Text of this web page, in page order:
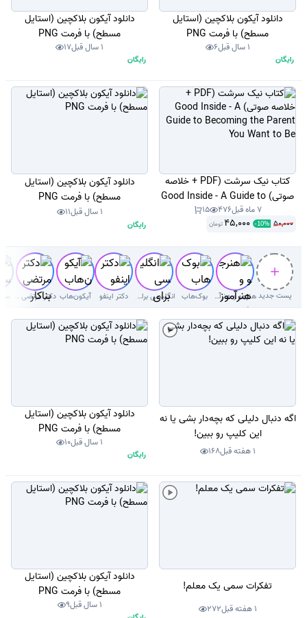
دانلود آیکون بلاکچین (استایل
مسطح) با فرمت PNG
1 سال قبل 6
رایگان
دانلود آیکون بلاکچین (استایل
مسطح) با فرمت PNG
1 سال قبل 17
رایگان
کتاب نیک سرشت (PDF + خلاصه
صوتی) Good Inside - A Guide to
Becoming the Parent You Want
to Be
7 ماه قبل 476
15
50,000
-10%
45,000 تومان
دانلود آیکون بلاکچین (استایل
مسطح) با فرمت PNG
1 سال قبل 11
رایگان
پست جدید هنرجو و هنرآموز( سوال با جواب) بوک‌هاب انگلیسی برای کودکان دکتر اینفو آیکون‌هاب دکتر مرتضی بناکار
اگه دنبال دلیلی که بچه‌دار بشی یا نه
این کلیپ رو ببین!
1 هفته قبل 168
دانلود آیکون بلاکچین (استایل
مسطح) با فرمت PNG
1 سال قبل 10
رایگان
تفکرات سمی یک معلم!
1 هفته قبل 272
دانلود آیکون بلاکچین (استایل
مسطح) با فرمت PNG
1 سال قبل 9